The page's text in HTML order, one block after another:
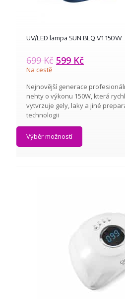
UV/LED lampa SUN BLQ V1 150W
699Kč 599 Kč
Na cestě
Nejnovější generace
nehty o výkonu 150W, která
vytvrzuje gely, laky a jiné
technologii
Výběr možností